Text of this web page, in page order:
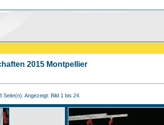
2015 Montpellier
Angezeigt: Bild 1 bis 24.